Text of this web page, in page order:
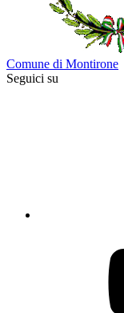
Comune di Montirone
Seguici su